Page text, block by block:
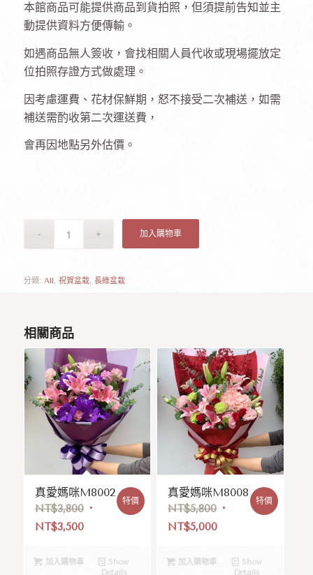
本館商品可能提供商品到貨拍照，但須提前告知並主
動提供資料方便傳輸。
如遇商品無人簽收，會找相關人員代收或現場擺放定
位拍照存證方式做處理。
因考慮運費、花材保鮮期，怒不接受二次補送，如需
補送需酌收第二次運送費，
會再因地點另外估價。
加入購物車
分類: All, 祝賀盆栽, 長綠盆栽
相關商品
真愛媽咪M8002
NT$3,800
NT$3,500
特價
加入購物車
Show
Details
真愛媽咪M8008
NT$5,800
NT$5,000
特價
加入購物車
Show
Details